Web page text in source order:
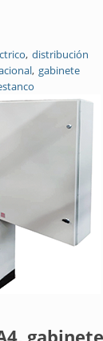
distribución
gabinete